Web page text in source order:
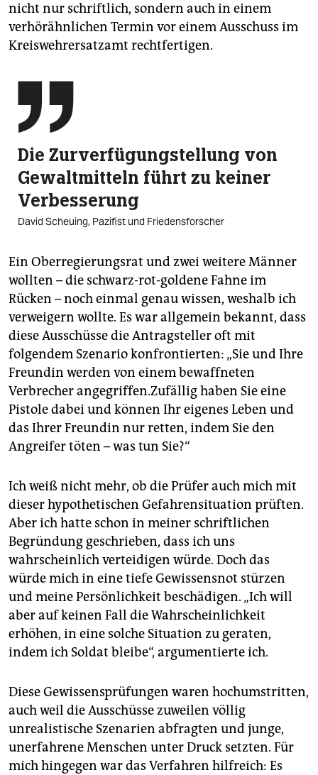
nicht nur schriftlich, sondern auch in einem
verhörähnlichen Termin vor einem Ausschuss im
Kreiswehrersatzamt rechtfertigen.

Die Zurverfügung­stellung von
Gewaltmitteln führt zu keiner
Verbesserung
David Scheuing, Pazifist und Friedensforscher
Ein Oberregierungsrat und zwei weitere Männer
wollten – die schwarz-rot-goldene Fahne im
Rücken – noch einmal genau wissen, weshalb ich
verweigern wollte. Es war allgemein bekannt, dass
diese Ausschüsse die Antragsteller oft mit
folgendem Szenario konfrontierten: „Sie und Ihre
Freundin werden von einem bewaffneten
Verbrecher angegriffen.Zufällig haben Sie eine
Pistole dabei und können Ihr eigenes Leben und
das Ihrer Freundin nur retten, indem Sie den
Angreifer töten – was tun Sie?“
Ich weiß nicht mehr, ob die Prüfer auch mich mit
dieser hypothetischen Gefahrensituation prüften.
Aber ich hatte schon in meiner schriftlichen
Begründung geschrieben, dass ich uns
wahrscheinlich verteidigen würde. Doch das
würde mich in eine tiefe Gewissensnot stürzen
und meine Persönlichkeit beschädigen. „Ich will
aber auf keinen Fall die Wahrscheinlichkeit
erhöhen, in eine solche Situation zu geraten,
indem ich Soldat bleibe“, argumentierte ich.
Diese Gewissensprüfungen waren hochumstritten,
auch weil die Ausschüsse zuweilen völlig
unrealistische Szenarien abfragten und junge,
unerfahrene Menschen unter Druck setzten. Für
mich hingegen war das Verfahren hilfreich: Es